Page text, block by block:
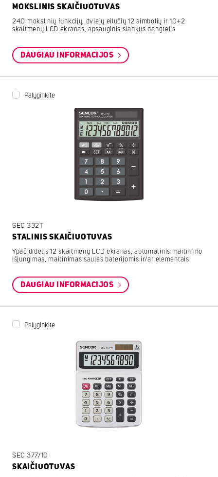
MOKSLINIS SKAIČIUOTUVAS
240 mokslinių funkcijų, dviejų eilučių 12 simbolių ir 10+2
skaitmenų LCD ekranas, apsauginis slankus dangtelis
DAUGIAU INFORMACIJOS
Palyginkite
SEC 332T
STALINIS SKAIČIUOTUVAS
Ypač didelis 12 skaitmenų LCD ekranas, automatinis maitinimo
išjungimas, maitinimas saulės baterijomis ir/ar elementais
DAUGIAU INFORMACIJOS
Palyginkite
SEC 377/10
SKAIČIUOTUVAS